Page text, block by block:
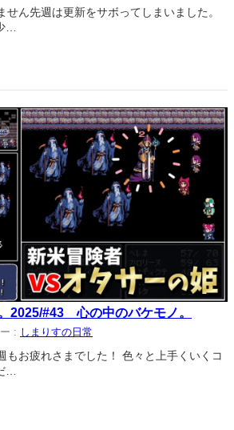
ん先週は更新をサボってしまいました。
…
2025/#43 心の中のバケモノ。
: しまりすの日常
お疲れさまでした！ 色々と上手くいくコ
…